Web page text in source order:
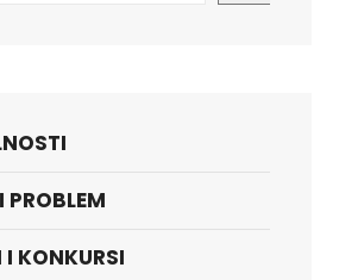
PROBLEM
I KONKURSI